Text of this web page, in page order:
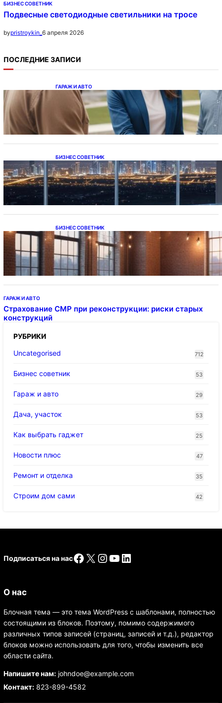
БИЗНЕС СОВЕТНИК
Подвесные светодиодные светильники на тросе
bypristroykin_ 6 апреля 2026
ПОСЛЕДНИЕ ЗАПИСИ
ГАРАЖ И АВТО
Ипотека на новостройки при оформлении
напрямую у застройщика
БИЗНЕС СОВЕТНИК
Каталог светодиодных светильников и
LED-освещения в Казахстане
БИЗНЕС СОВЕТНИК
Подвесные светодиодные светильники на
тросе
ГАРАЖ И АВТО
Страхование СМР при реконструкции: риски старых
конструкций
РУБРИКИ
Uncategorised
712
Бизнес советник 53
Гараж и авто 29
Дача, участок 53
Как выбрать гаджет 25
Новости плюс 47
Ремонт и отделка 35
Строим дом сами 42
Подписаться на насFacebook
X Instagram
YouTube
LinkedIn
О нас
Блочная тема — это тема WordPress с шаблонами, полностью
состоящими из блоков. Поэтому, помимо содержимого
различных типов записей (страниц, записей и т.д.), редактор
блоков можно использовать для того, чтобы изменить все
области сайта.
Напишите нам:johndoe@example.com
Контакт:823-899-4582